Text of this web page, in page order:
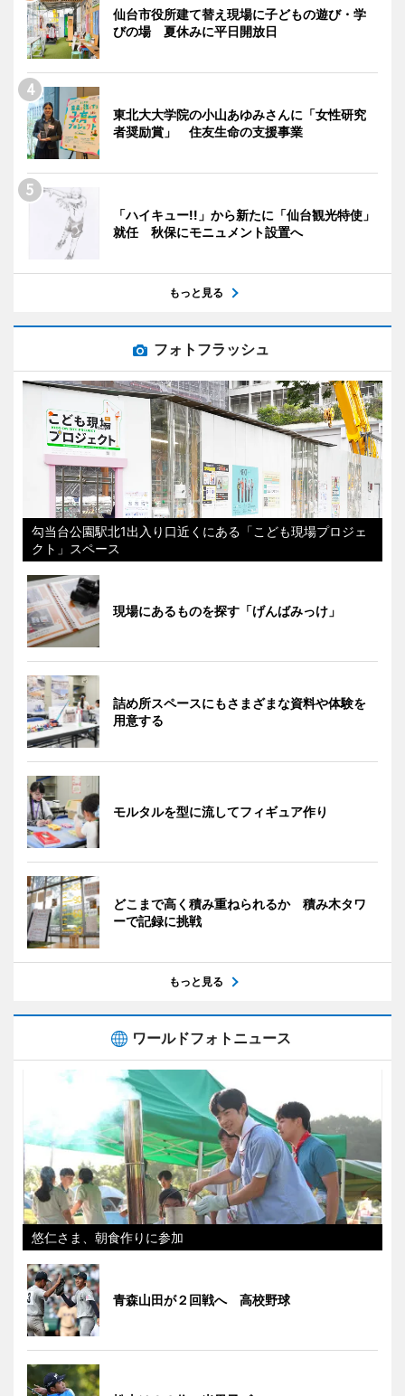
仙台市役所建て替え現場に子どもの遊び・学
びの場 夏休みに平日開放日
東北大大学院の小山あゆみさんに「女性研究
者奨励賞」 住友生命の支援事業
「ハイキュー!!」から新たに「仙台観光特使」
就任 秋保にモニュメント設置へ
もっと見る
フォトフラッシュ
勾当台公園駅北1出入り口近くにある「こども現場プロジェ
クト」スペース
現場にあるものを探す「げんばみっけ」
詰め所スペースにもさまざまな資料や体験を
用意する
モルタルを型に流してフィギュア作り
どこまで高く積み重ねられるか 積み木タワ
ーで記録に挑戦
もっと見る
ワールドフォトニュース
悠仁さま、朝食作りに参加
青森山田が２回戦へ 高校野球